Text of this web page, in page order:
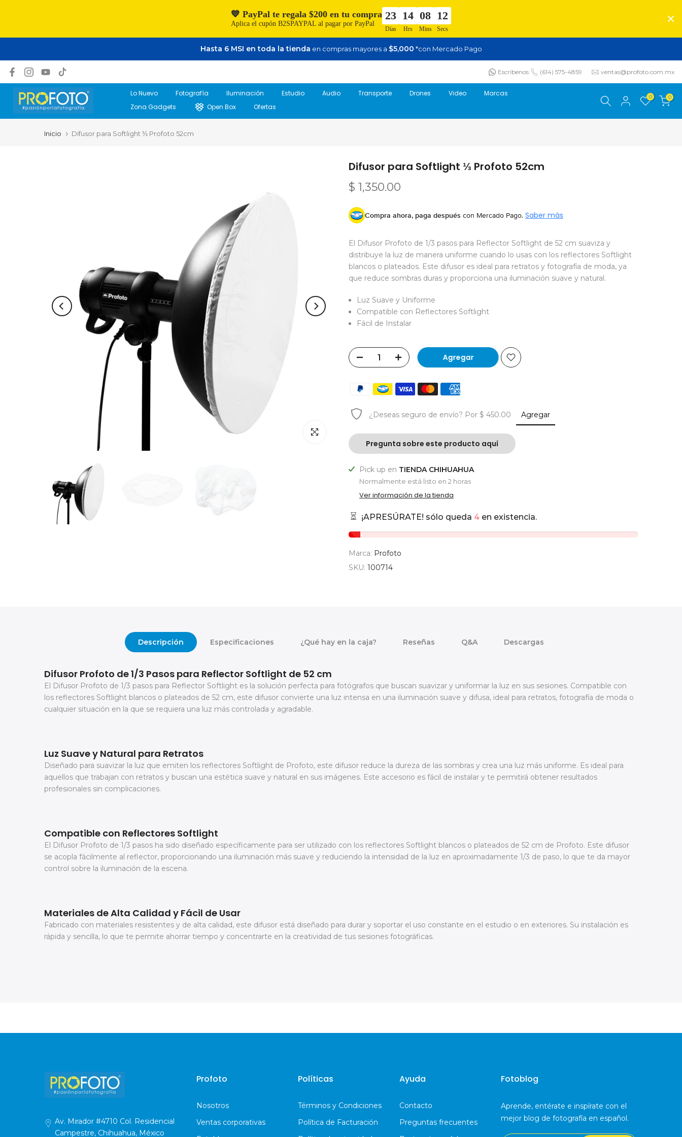
💙 PayPal te regala $200 en tu compra
Aplica el cupón B2SPAYPAL al pagar por PayPal
23
Días
14
Hrs
08
Mins
11
Secs
al
contenido
Hasta 6 MSI en toda la tienda en compras mayores a $5,000 *con Mercado Pago
Escríbenos (614) 575-4859 ventas@profoto.com.mx
Lo Nuevo Fotografía Iluminación Estudio Audio Transporte Drones Video
Marcas
Zona Gadgets
Open Box Ofertas
0 0
Inicio Difusor para Softlight ⅓ Profoto 52cm
Click para agrandar
Difusor para Softlight ⅓ Profoto 52cm
$ 1,350.00
Compra ahora, paga después con Mercado Pago. Saber más
El Difusor Profoto de 1/3 pasos para Reflector Softlight de 52 cm suaviza y
distribuye la luz de manera uniforme cuando lo usas con los reflectores Softlight
blancos o plateados. Este difusor es ideal para retratos y fotografía de moda, ya
que reduce sombras duras y proporciona una iluminación suave y natural.
Luz Suave y Uniforme
Compatible con Reflectores Softlight
Fácil de Instalar
Agregar
¿Deseas seguro de envío? Por $ 450.00 Agregar
Pregunta sobre este producto aquí
Pick up en TIENDA CHIHUAHUA
Normalmente está listo en 2 horas
Ver información de la tienda
¡APRESÚRATE! sólo queda 4 en existencia.
Marca: Profoto
SKU: 100714
Descripción Especificaciones ¿Qué hay en la caja? Reseñas Q&A Descargas
Difusor Profoto de 1/3 Pasos para Reflector Softlight de 52 cm
El Difusor Profoto de 1/3 pasos para Reflector Softlight es la solución perfecta para fotógrafos que buscan suavizar y uniformar la luz en sus sesiones. Compatible con
los reflectores Softlight blancos o plateados de 52 cm, este difusor convierte una luz intensa en una iluminación suave y difusa, ideal para retratos, fotografía de moda o
cualquier situación en la que se requiera una luz más controlada y agradable.
Luz Suave y Natural para Retratos
Diseñado para suavizar la luz que emiten los reflectores Softlight de Profoto, este difusor reduce la dureza de las sombras y crea una luz más uniforme. Es ideal para
aquellos que trabajan con retratos y buscan una estética suave y natural en sus imágenes. Este accesorio es fácil de instalar y te permitirá obtener resultados
profesionales sin complicaciones.
Compatible con Reflectores Softlight
El Difusor Profoto de 1/3 pasos ha sido diseñado específicamente para ser utilizado con los reflectores Softlight blancos o plateados de 52 cm de Profoto. Este difusor
se acopla fácilmente al reflector, proporcionando una iluminación más suave y reduciendo la intensidad de la luz en aproximadamente 1/3 de paso, lo que te da mayor
control sobre la iluminación de la escena.
Materiales de Alta Calidad y Fácil de Usar
Fabricado con materiales resistentes y de alta calidad, este difusor está diseñado para durar y soportar el uso constante en el estudio o en exteriores. Su instalación es
rápida y sencilla, lo que te permite ahorrar tiempo y concentrarte en la creatividad de tus sesiones fotográficas.
Av. Mirador #4710 Col. Residencial
Campestre, Chihuahua, México
Profoto
Nosotros
Ventas corporativas
Políticas
Términos y Condiciones
Política de Facturación
Ayuda
Contacto
Preguntas frecuentes
Fotoblog
Aprende, entérate e inspírate con el
mejor blog de fotografía en español.